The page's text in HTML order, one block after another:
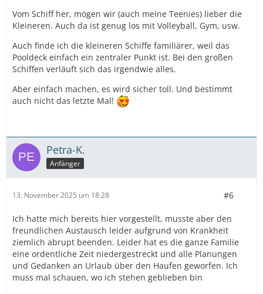
Vom Schiff her, mögen wir (auch meine Teenies) lieber die
Kleineren. Auch da ist genug los mit Volleyball, Gym, usw.
Auch finde ich die kleineren Schiffe familiärer, weil das
Pooldeck einfach ein zentraler Punkt ist. Bei den großen
Schiffen verläuft sich das irgendwie alles.
Aber einfach machen, es wird sicher toll. Und bestimmt
auch nicht das letzte Mal!
Petra-K.
Anfänger
13. November 2025 um 18:28 #6
Ich hatte mich bereits hier vorgestellt, musste aber den
freundlichen Austausch leider aufgrund von Krankheit
ziemlich abrupt beenden. Leider hat es die ganze Familie
eine ordentliche Zeit niedergestreckt und alle Planungen
und Gedanken an Urlaub über den Haufen geworfen. Ich
muss mal schauen, wo ich stehen geblieben bin